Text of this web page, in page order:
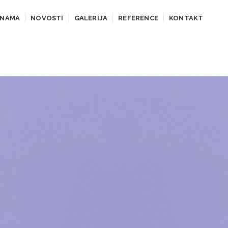
NOVOSTI GALERIJA REFERENCE KONTAKT